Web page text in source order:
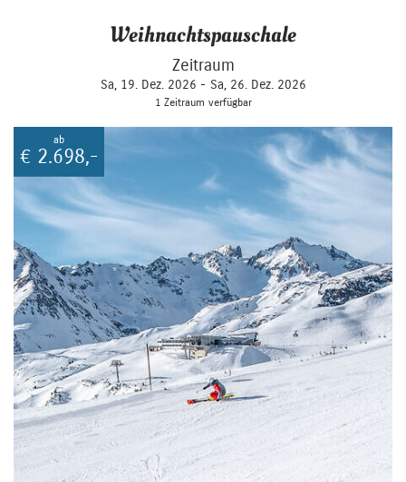
Weihnachtspauschale
Zeitraum
Sa, 19. Dez. 2026 - Sa, 26. Dez. 2026
1 Zeitraum verfügbar
ab
€ 2.698,-